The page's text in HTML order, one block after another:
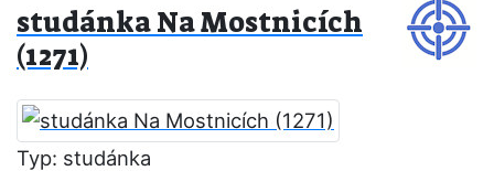
studánka Na Mostnicích
(1271)
Typ: studánka